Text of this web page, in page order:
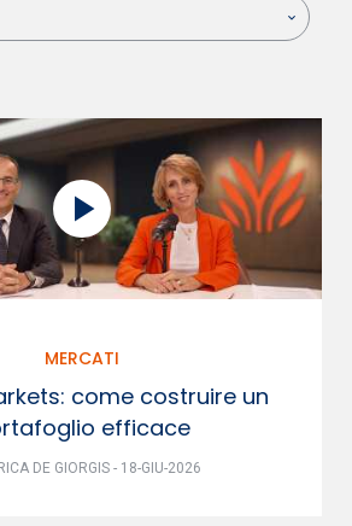
MERCATI
come costruire un
efficace
DE GIORGIS - 18-GIU-2026